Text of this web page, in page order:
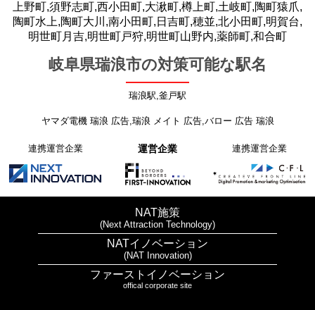
上野町,須野志町,西小田町,大湫町,樽上町,土岐町,陶町猿爪,
陶町水上,陶町大川,南小田町,日吉町,穂並,北小田町,明賀台,
明世町月吉,明世町戸狩,明世町山野内,薬師町,和合町
岐阜県瑞浪市の対策可能な駅名
瑞浪駅,釜戸駅
ヤマダ電機 瑞浪 広告,瑞浪 メイト 広告,バロー 広告 瑞浪
連携運営企業 運営企業 連携運営企業
NAT施策
(Next Attraction Technology)
NATイノベーション
(NAT Innovation)
ファーストイノベーション
offical corporate site